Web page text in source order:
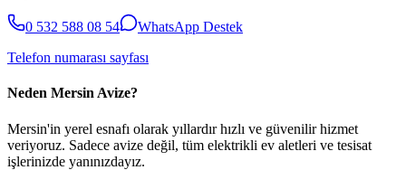
0 532 588 08 54
WhatsApp Destek
Telefon numarası sayfası
Neden Mersin Avize?
Mersin'in yerel esnafı olarak yıllardır hızlı ve güvenilir hizmet
veriyoruz. Sadece avize değil, tüm elektrikli ev aletleri ve tesisat
işlerinizde yanınızdayız.